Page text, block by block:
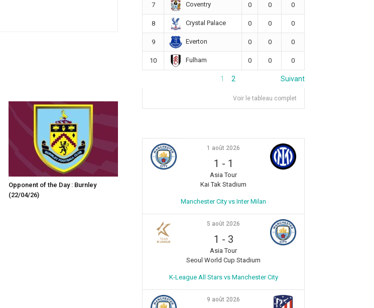
Opponent of the Day : Burnley
(22/04/26)
7 Coventry 0 0 0
8 Crystal Palace 0 0 0
9 Everton 0 0 0
10 Fulham 0 0 0
1 2 Suivant
Voir le tableau complet
1 août 2026
1 - 1
Asia Tour
Kai Tak Stadium
Manchester City vs Inter Milan
5 août 2026
1 - 3
Asia Tour
Seoul World Cup Stadium
K-League All Stars vs Manchester City
9 août 2026